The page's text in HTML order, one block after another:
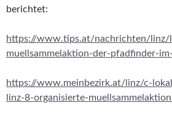
berichtet:
https://www.tips.at/nachrichten/linz/
muellsammelaktion-der-pfadfinder-
https://www.meinbezirk.at/linz/c-
linz-8-organisierte-